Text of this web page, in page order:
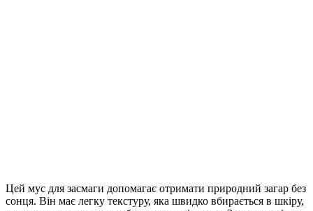
Цей мус для засмаги допомагає отримати природний загар без
сонця. Він має легку текстуру, яка швидко вбирається в шкіру,